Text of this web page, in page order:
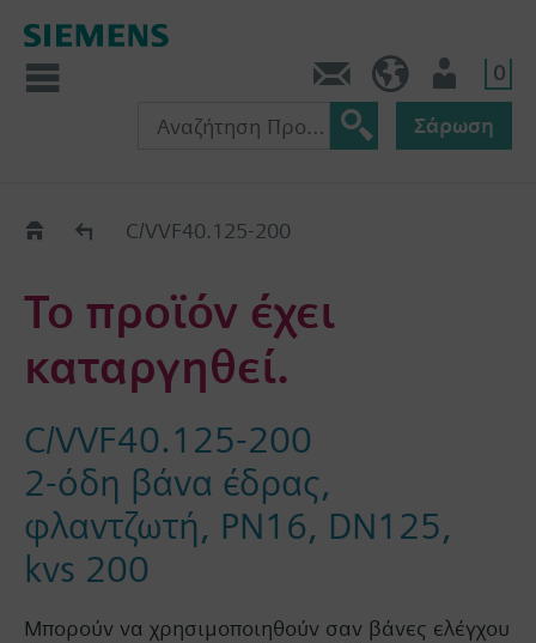
0
Σάρωση
Old2NewC/VVF40.125-200
Το προϊόν έχει
καταργηθεί.
C/VVF40.125-200
2-όδη βάνα έδρας,
φλαντζωτή, PN16, DN125,
kvs 200
Μπορούν να χρησιμοποιηθούν σαν βάνες ελέγχου